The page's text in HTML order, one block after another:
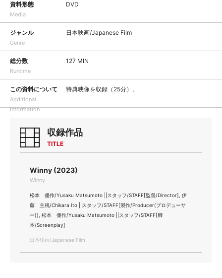
資料形態
Media
DVD
ジャンル
Genre
日本映画/Japanese Film
総分数
Runtime
127 MIN
この資料について
Additional
Information
特典映像を収録（25分）。
収録作品
TITLE
Winny (2023)
Winny
松本 優作/Yusaku Matsumoto ||スタッフ/STAFF[監督/Director], 伊
藤 主税/Chikara Ito ||スタッフ/STAFF[製作/Producer(プロデューサ
ー)], 松本 優作/Yusaku Matsumoto ||スタッフ/STAFF[脚
本/Screenplay]
日本映画/Japanese Film